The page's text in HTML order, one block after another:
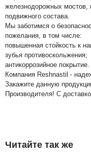
железнодорожных мостов,
подвижного состава.
Мы заботимся о
пожелания, в том числе:
повышенная стойкость к
зубья противоскольжения;
антикоррозийное покрытие.
Компания Reshnastil -
Закажите данную
Производителя! С
Читайте так же